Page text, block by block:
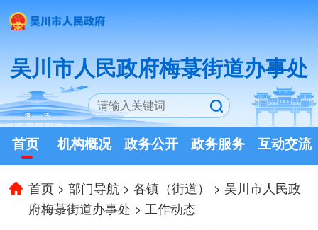
吴川市人民政府梅菉街道办事处
首页 机构概况 政务公开 政务服务 互动交流
首页 >部门导航 >各镇（街道） > 吴川市人民政
府梅菉街道办事处 > 工作动态